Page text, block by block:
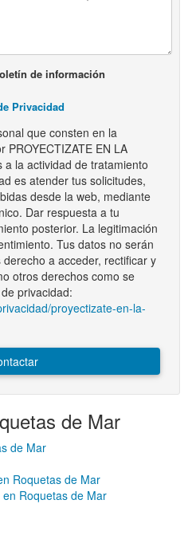
de información
Privacidad
que consten en la
PROYECTIZATE EN LA
a la actividad de tratamiento
es atender tus solicitudes,
desde la web, mediante
Dar respuesta a tu
posterior. La legitimación
Tus datos no serán
a acceder, rectificar y
otros derechos como se
privacidad:
proyectizate-en-la-
de Mar
de Mar
Roquetas de Mar
Roquetas de Mar